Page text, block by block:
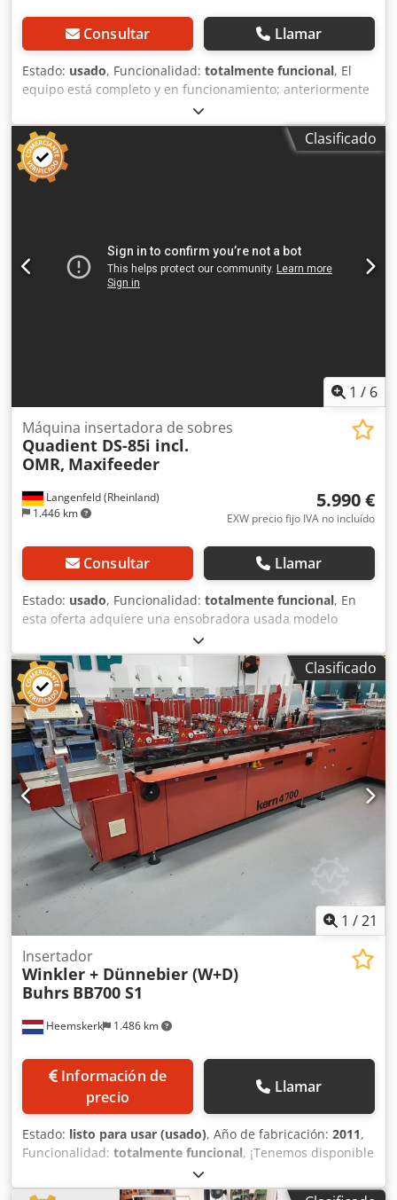
Consultar Llamar
Estado: usado, Funcionalidad: totalmente funcional, El
equipo está completo y en funcionamiento; anteriormente
trabajó junto con una ensobradora Pitney Bowes XPV.
Crjdpjy Izcpjfx Ak Usf
Clasificado
1 / 6
Langenfeld (Rheinland)
1.446 km
Máquina insertadora de sobres
Quadient DS-85i incl.
OMR, Maxifeeder
5.990 €
EXW precio fijo IVA no incluído
Consultar Llamar
Estado: usado, Funcionalidad: totalmente funcional, En
esta oferta adquiere una ensobradora usada modelo
"Quadient DS-85i". Objeto de la venta: 1 x Quadient DS-85i
con el siguiente equipamiento: - Incluye lectura OMR -
Incluye alimentador Maxi Contadores: Total: Aprox.
189.044 sobres Estado: Se trata de un dispositivo usado,
que puede mostrar signos de uso (pequeños arañazos o
decoloraciones). El equipo ha sido probado en
funcionamiento. Puede ver una prueba de impresión en la
foto. Embalaje y envío: Puede visitar el dispositivo durante
nuestro horario de oficina. ¡Por favor, conciértele una cita!
Embalaje marítimo y envío mundial disponible bajo
consulta. Antes del envío o recogida, se realizará una
prueba funcional en vídeo para usted. Cjdoywrz Iopfx Ak
Uorf Para más información, no dude en contactarnos
personalmente.
Clasificado
1 /21
Heemskerk 1.486 km
Insertador
Winkler + Dünnebier (W+D)
Buhrs BB700 S1
Información de
precio
Llamar
Estado: listo para usar (usado), Año de fabricación: 2011,
Funcionalidad: totalmente funcional, ¡Tenemos disponible
un sistema de ensobrado servo W+D (Buhrs ITM) BB700
16K S1, año 2011! El estado de esta máquina es muy